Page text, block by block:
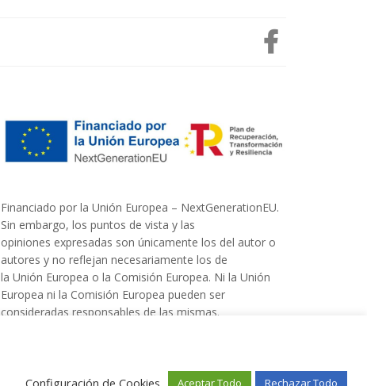
Financiado por la Unión Europea – NextGenerationEU.
Sin embargo, los puntos de vista y las
opiniones expresadas son únicamente los del autor o
autores y no reflejan necesariamente los de
la Unión Europea o la Comisión Europea. Ni la Unión
Europea ni la Comisión Europea pueden ser
consideradas responsables de las mismas.
Configuración de Cookies Aceptar Todo Rechazar Todo